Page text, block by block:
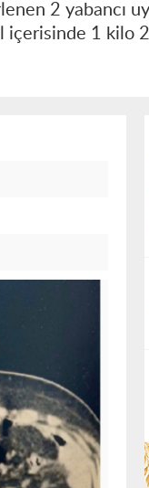
2 yabancı
içerisinde 1 kilo